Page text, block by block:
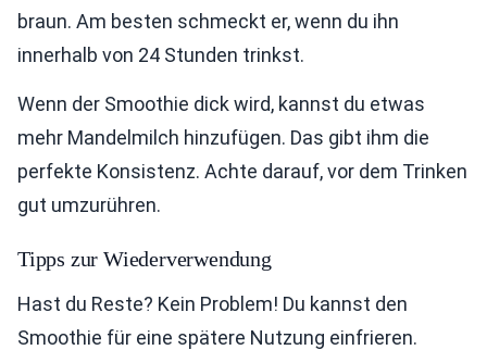
braun. Am besten schmeckt er, wenn du ihn
innerhalb von 24 Stunden trinkst.
Wenn der Smoothie dick wird, kannst du etwas
mehr Mandelmilch hinzufügen. Das gibt ihm die
perfekte Konsistenz. Achte darauf, vor dem Trinken
gut umzurühren.
Tipps zur Wiederverwendung
Hast du Reste? Kein Problem! Du kannst den
Smoothie für eine spätere Nutzung einfrieren.